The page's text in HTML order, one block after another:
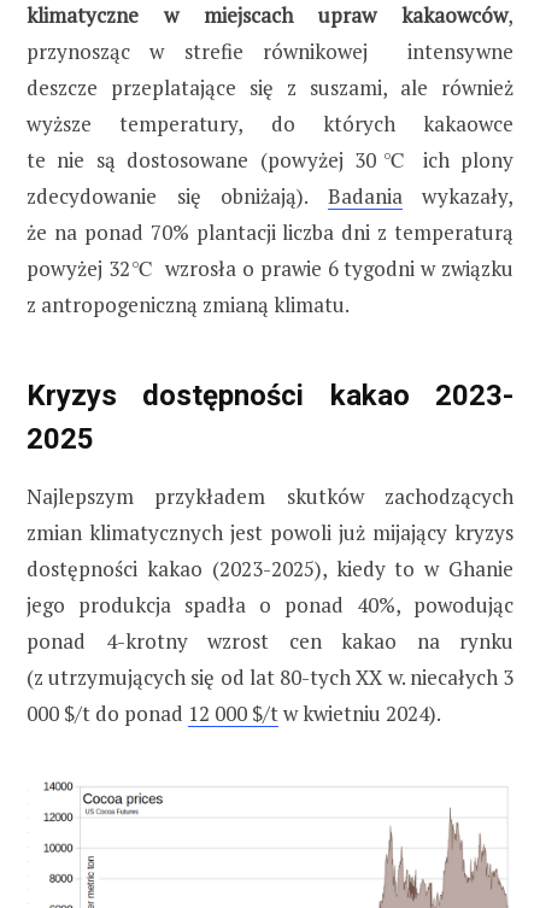
klimatyczne w miejscach upraw kakaowców,
przynosząc w strefie równikowej intensywne
deszcze przeplatające się z suszami, ale również
wyższe temperatury, do których kakaowce
te nie są dostosowane (powyżej 30℃ ich plony
zdecydowanie się obniżają). Badaniawykazały,
że na ponad 70% plantacji liczba dni z temperaturą
powyżej 32℃ wzrosła o prawie 6 tygodni w związku
z antropogeniczną zmianą klimatu.
Kryzys dostępności kakao 2023-
2025
Najlepszym przykładem skutków zachodzących
zmian klimatycznych jest powoli już mijający kryzys
dostępności kakao (2023-2025), kiedy to w Ghanie
jego produkcja spadła o ponad 40%, powodując
ponad 4-krotny wzrost cen kakao na rynku
(z utrzymujących się od lat 80-tych XX w. niecałych 3
000 $/t do ponad 12 000 $/tw kwietniu 2024).